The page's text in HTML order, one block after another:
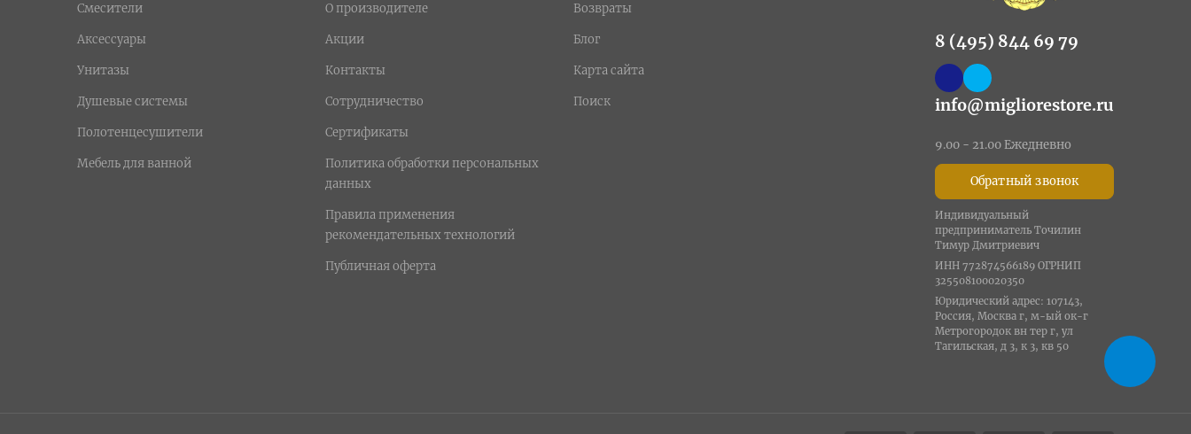
Смесители
Аксессуары
Унитазы
Душевые системы
Полотенцесушители
Мебель для ванной
О производителе
Акции
Контакты
Сотрудничество
Сертификаты
Политика обработки персональных
данных
Правила применения
рекомендательных технологий
Публичная оферта
Возвраты
Блог
Карта сайта
Поиск
8 (495) 844 69 79
info@migliorestore.ru
9.00 - 21.00 Ежедневно
Обратный звонок
Индивидуальный
предприниматель Точилин
Тимур Дмитриевич
ИНН 772874566189 ОГРНИП
325508100020350
Юридический адрес: 107143,
Россия, Москва г, м-ый ок-г
Метрогородок вн тер г, ул
Тагильская, д 3, к 3, кв 50